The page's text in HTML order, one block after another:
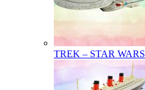
TREK – STAR WARS